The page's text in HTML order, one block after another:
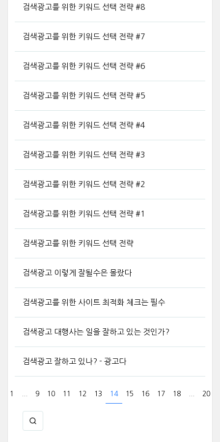
검색광고를 위한 키워드 선택 전략 #8
검색광고를 위한 키워드 선택 전략 #7
검색광고를 위한 키워드 선택 전략 #6
검색광고를 위한 키워드 선택 전략 #5
검색광고를 위한 키워드 선택 전략 #4
검색광고를 위한 키워드 선택 전략 #3
검색광고를 위한 키워드 선택 전략 #2
검색광고를 위한 키워드 선택 전략 #1
검색광고를 위한 키워드 선택 전략
검색광고 이렇게 잘될수은 몰랐다
검색광고를 위한 사이트 최적화 체크는 필수
검색광고 대행사는 일을 잘하고 있는 것인가?
검색광고 잘하고 있나? - 광고다
1 9 10 11 12 13 14 15 16 17 18 20